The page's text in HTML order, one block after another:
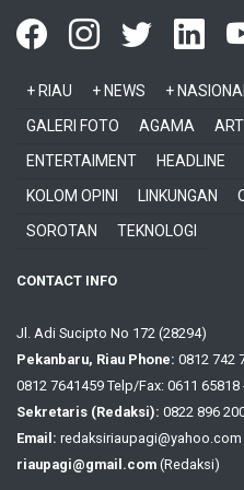
+ RIAU + NEWS + NASIONAL
GALERI FOTO
AGAMA
ENTERTAIMENT
HEADLINE
KOLOM OPINI
LINKUNGAN
SOROTAN
TEKNOLOGI
CONTACT INFO
Jl. Adi Sucipto No 172 (28294)
Pekanbaru, Riau Phone: 0812 742
0812 7641459 Telp/Fax: 0611
Sekretaris (Redaksi): 0822 896
Email: redaksiriaupagi@yahoo.com
riaupagi@gmail.com (Redaksi)